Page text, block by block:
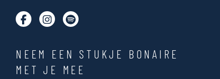
NEEM EEN STUKJE BONAIRE
MET JE MEE